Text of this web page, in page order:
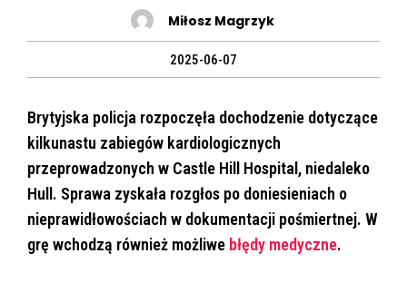
Miłosz Magrzyk
2025-06-07
Brytyjska policja rozpoczęła dochodzenie dotyczące
kilkunastu zabiegów kardiologicznych
przeprowadzonych w Castle Hill Hospital, niedaleko
Hull. Sprawa zyskała rozgłos po doniesieniach o
nieprawidłowościach w dokumentacji pośmiertnej. W
grę wchodzą również możliwe błędy medyczne.